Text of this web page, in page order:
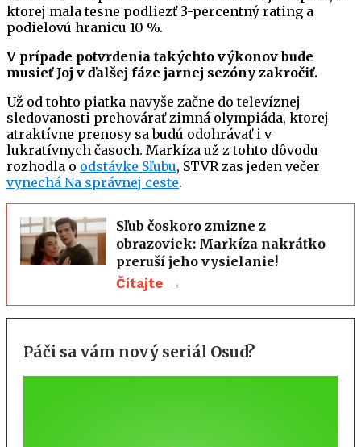
ktorej mala tesne podliezť 3-percentný rating a
podielovú hranicu 10 %.
V prípade potvrdenia takýchto výkonov bude
musieť Joj v ďalšej fáze jarnej sezóny zakročiť.
Už od tohto piatka navyše začne do televíznej
sledovanosti prehovárať zimná olympiáda, ktorej
atraktívne prenosy sa budú odohrávať i v
lukratívnych časoch. Markíza už z tohto dôvodu
rozhodla o odstávke Sľubu, STVR zas jeden večer
vynechá Na správnej ceste.
Sľub čoskoro zmizne z
obrazoviek: Markíza nakrátko
preruší jeho vysielanie!
Čítajte →
Páči sa vám nový seriál Osud?